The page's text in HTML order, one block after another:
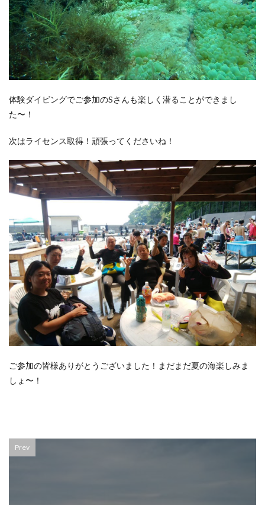
体験ダイビングでご参加のSさんも楽しく潜ることができまし
た〜！
次はライセンス取得！頑張ってくださいね！
ご参加の皆様ありがとうございました！まだまだ夏の海楽しみま
しょ〜！
Prev